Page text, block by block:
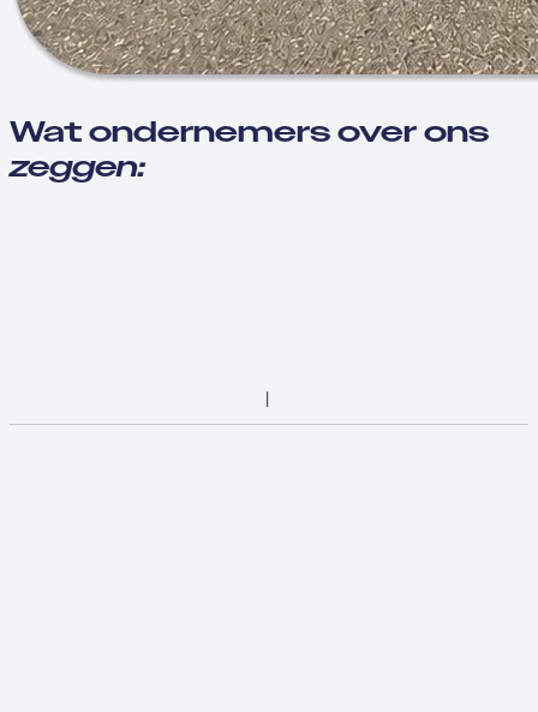
Wat ondernemers over ons
zeggen: